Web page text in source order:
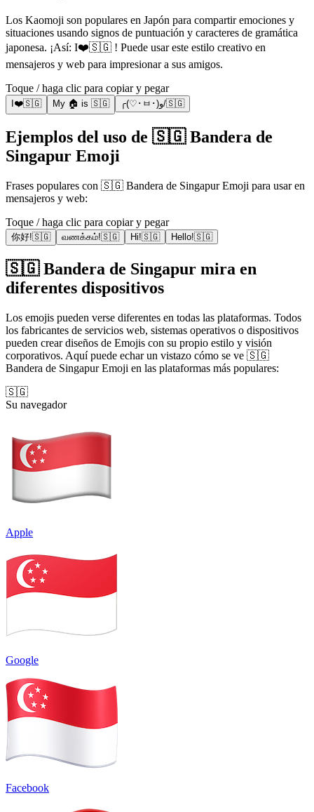
Los Kaomoji son populares en Japón para compartir emociones y
situaciones usando signos de puntuación y caracteres de gramática
japonesa. ¡Así: I❤️🇸🇬 ! Puede usar este estilo creativo en
mensajeros y web para impresionar a sus amigos.
Toque / haga clic para copiar y pegar
I❤️🇸🇬 My 🏠 is 🇸🇬 ╭(♡･ㅂ･)و/🇸🇬
Ejemplos del uso de 🇸🇬 Bandera de
Singapur Emoji
Frases populares con 🇸🇬 Bandera de Singapur Emoji para usar en
mensajeros y web:
Toque / haga clic para copiar y pegar
你好!🇸🇬 வணக்கம்!🇸🇬 Hi!🇸🇬 Hello!🇸🇬
🇸🇬 Bandera de Singapur mira en
diferentes dispositivos
Los emojis pueden verse diferentes en todas las plataformas. Todos
los fabricantes de servicios web, sistemas operativos o dispositivos
pueden crear diseños de Emojis con su propio estilo y visión
corporativos. Aquí puede echar un vistazo cómo se ve 🇸🇬
Bandera de Singapur Emoji en las plataformas más populares:
🇸🇬
Su navegador
Apple
Google
Facebook